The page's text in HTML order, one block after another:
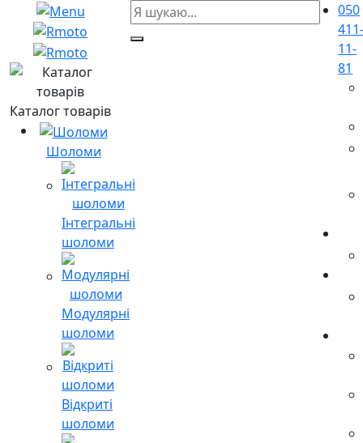
Каталог товарів
Шоломи
Інтегральні
шоломи
Модулярні
шоломи
Відкриті
шоломи
050
11-
81